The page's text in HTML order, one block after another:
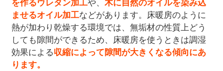
を作るウレタン加工や、木に自然のオイルを染み込
ませるオイル加工などがあります。床暖房のように
熱が加わり乾燥する環境では、無垢材の性質上どう
しても隙間ができるため、床暖房を使うときは調湿
効果による収縮によって隙間が大きくなる傾向にあ
ります。